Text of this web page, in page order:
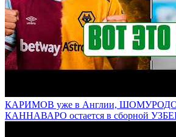
КАРИМОВ уже в Англии, ШОМУРОДОВ
КАННАВАРО остается в сборной